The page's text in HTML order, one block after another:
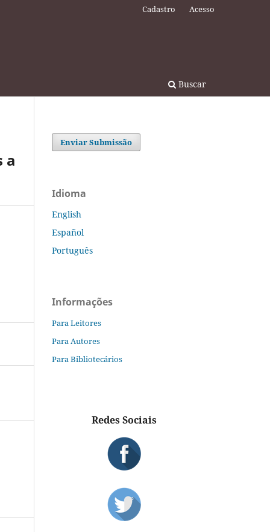
Buscar
Cadastro Acesso
a
Enviar Submissão
Idioma
English
Español
Português
Informações
Para Leitores
Para Autores
Para Bibliotecários
Redes Sociais